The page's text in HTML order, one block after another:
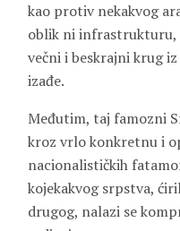
kao protiv nekakvog
oblik ni infrastrukturu,
večni i beskrajni krug
izađe.
Međutim, taj famozni
kroz vrlo konkretnu i
nacionalističkih
kojekakvog srpstva,
drugog, nalazi se